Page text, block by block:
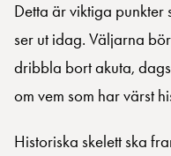
Detta är viktiga
ser ut idag. Väljarna
dribbla bort akuta,
om vem som har värst
Historiska skelett ska